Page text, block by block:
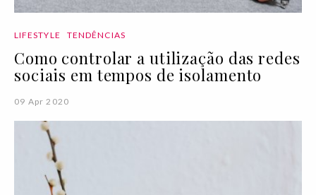
LIFESTYLE TENDÊNCIAS
Como controlar a utilização das redes
sociais em tempos de isolamento
09 Apr 2020